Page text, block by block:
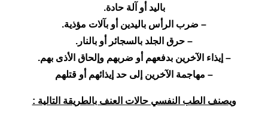
باليد أو آلة حادة.
– ضرب الرأس باليدين أو بآلات مؤذية.
– حرق الجلد بالسجائر أو بالنار.
– إيذاء الآخرين بدفعهم أو ضربهم وإلحاق الأذى بهم.
– مهاجمة الآخرين إلى حد إيذائهم أو قتلهم
ويصنف الطب النفسي حالات العنف بالطريقة التالية :